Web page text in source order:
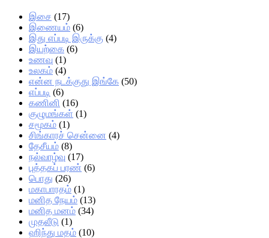
இசை (17)
இணையம் (6)
இது எப்படி இருக்கு (4)
இயற்கை (6)
உணவு (1)
உலகம் (4)
என்ன நடக்குது இங்கே (50)
எப்படி (6)
கணினி (16)
குழுமங்கள் (1)
சமூகம் (1)
சிங்காரச் சென்னை (4)
தேசீயம் (8)
நல்வாழ்வு (17)
புத்தகப் பரண் (6)
பொது (26)
மகாபாரதம் (1)
மனித நேயம் (13)
மனித மனம் (34)
முதலீடு (1)
ஹிந்து மதம் (10)